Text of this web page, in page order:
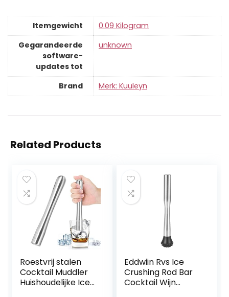
Itemgewicht
‎0.09 Kilogram
Gegarandeerde
software-
updates tot
‎unknown
Brand Merk: Kuuleyn
Related Products
Roestvrij stalen
Cocktail Muddler
Huishoudelijke Ice
Eddwiin Rvs Ice
Crushing Rod Bar
Cocktail Wijn